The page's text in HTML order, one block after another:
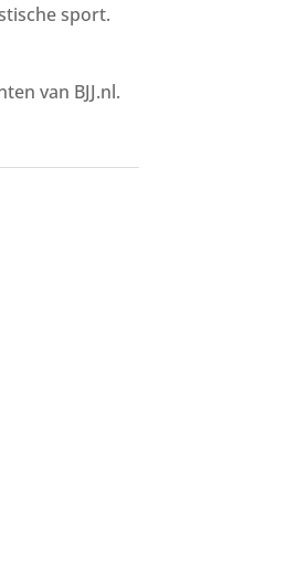
sport.
van BJJ.nl.